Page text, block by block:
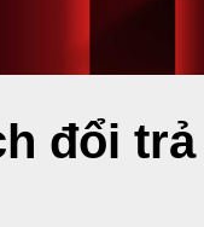
đổi